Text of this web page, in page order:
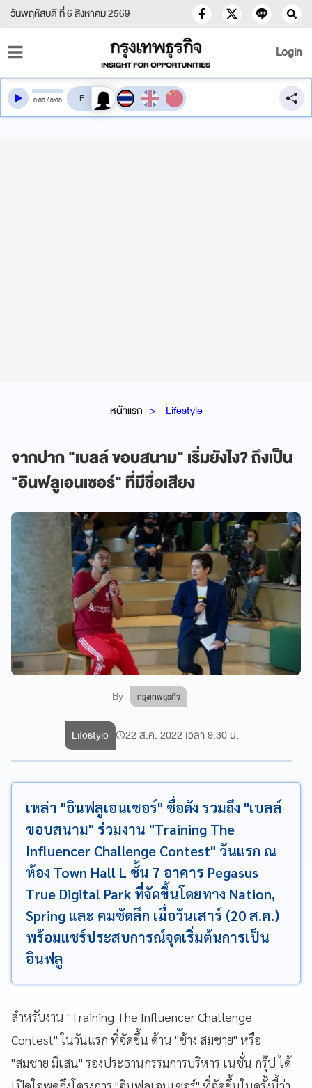
วันพฤหัสบดี ที่ 6 สิงหาคม 2569
Login
หน้าแรก Lifestyle
จากปาก "เบลล์ ขอบสนาม" เริ่มยังไง? ถึงเป็น
"อินฟลูเอนเซอร์" ที่มีชื่อเสียง
By กรุงเทพธุรกิจ
0:00/0:00 สลับเสียงอ่าน
Lifestyle 22 ส.ค. 2022 เวลา 9:30 น.
เหล่า "อินฟลูเอนเซอร์" ชื่อดัง รวมถึง "เบลล์
ขอบสนาม" ร่วมงาน "Training The
Influencer Challenge Contest" วันแรก ณ
ห้อง Town Hall L ชั้น 7 อาคาร Pegasus
True Digital Park ที่จัดขึ้นโดยทาง Nation,
Spring และ คมชัดลึก เมื่อวันเสาร์ (20 ส.ค.)
พร้อมแชร์ประสบการณ์จุดเริ่มต้นการเป็น
อินฟลู
สำหรับงาน "Training The Influencer Challenge
Contest" ในวันแรก ที่จัดขึ้น ด้าน "ช้าง สมชาย" หรือ
"สมชาย มีเสน" รองประธานกรรมการบริหาร เนชั่น กรุ๊ป ได้